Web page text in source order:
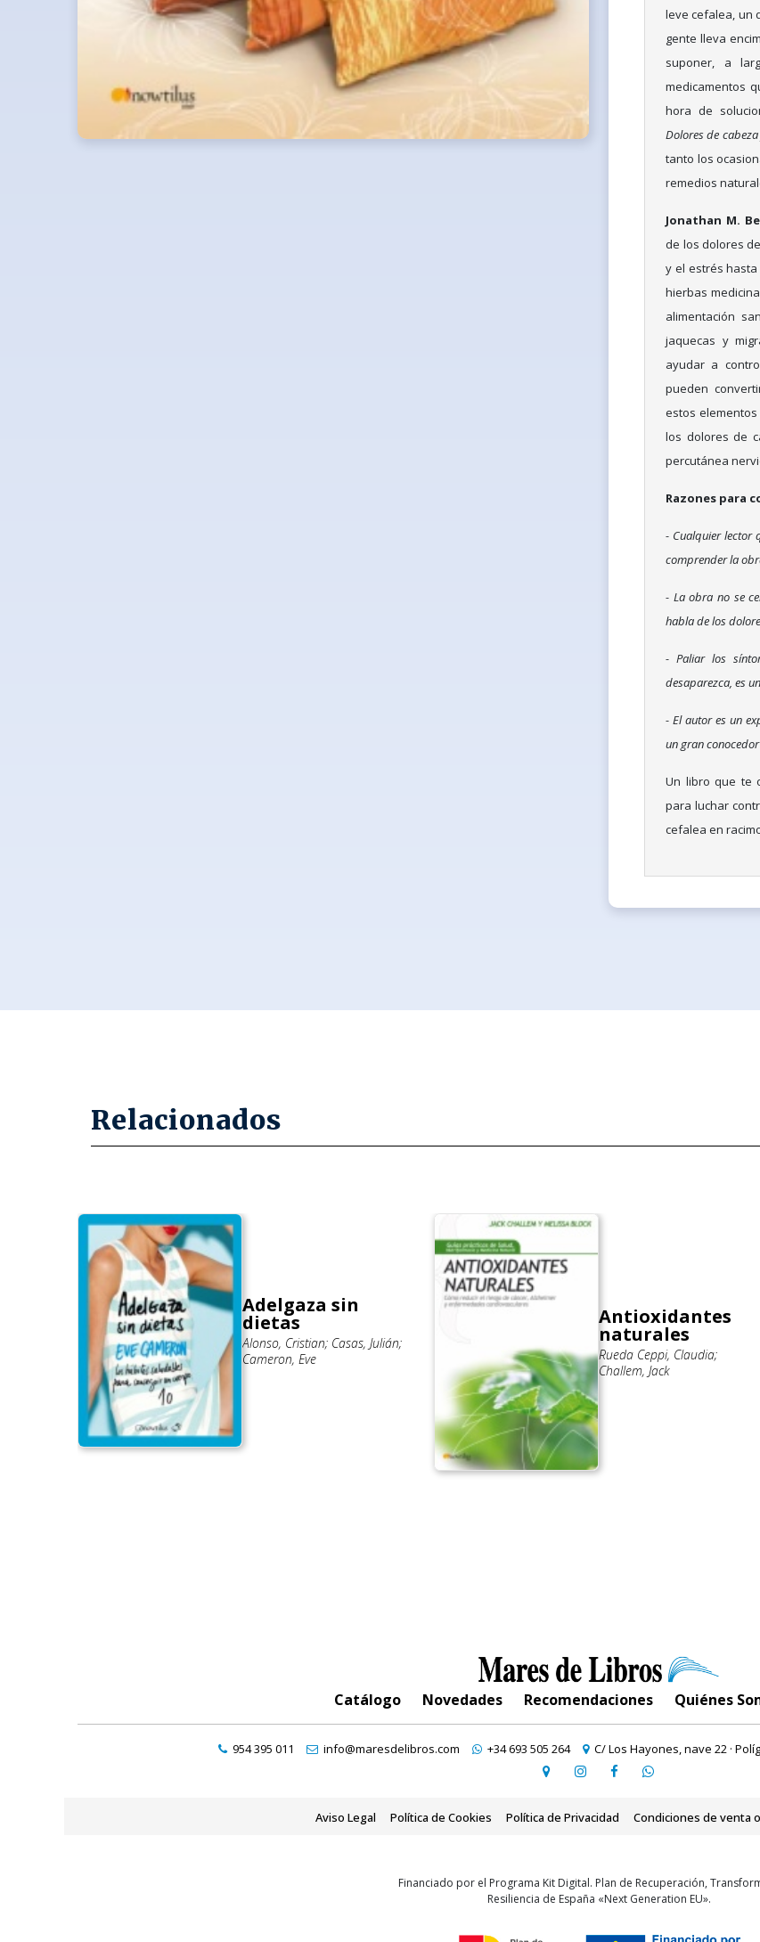
leve cefalea, un
gente lleva
suponer, a
medicamentos
hora de
Dolores de
tanto los
remedios
Jonathan M.
de los dolores
y el estrés
hierbas
alimentación
jaquecas y
ayudar a
pueden
estos
los dolores de
percutánea
Razones para
- Cualquier lector
comprender la
- La obra no se
habla de los
- Paliar los
desaparezca, es
- El autor es un
un gran
Un libro que te
para luchar
cefalea en
Relacionados
Adelgaza sin
dietas
Alonso, Cristian; Casas, Julián;
Cameron, Eve
Antioxidantes
naturales
Rueda Ceppi, Claudia;
Challem, Jack
Catálogo Novedades Recomendaciones Quiénes
954 395 011 info@maresdelibros.com +34 693 505 264 C/ Los Hayones, nave 22 ·
Aviso Legal Política de Cookies Política de Privacidad Condiciones de venta
Financiado por el Programa Kit Digital. Plan de Recuperación,
Resiliencia de España «Next Generation EU».